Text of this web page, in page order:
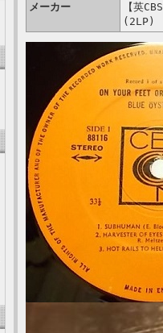
メーカー
【英
(2LP)